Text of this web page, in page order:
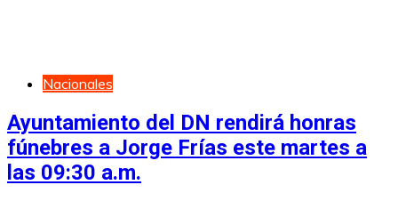
Nacionales
Ayuntamiento del DN rendirá honras
fúnebres a Jorge Frías este martes a
las 09:30 a.m.